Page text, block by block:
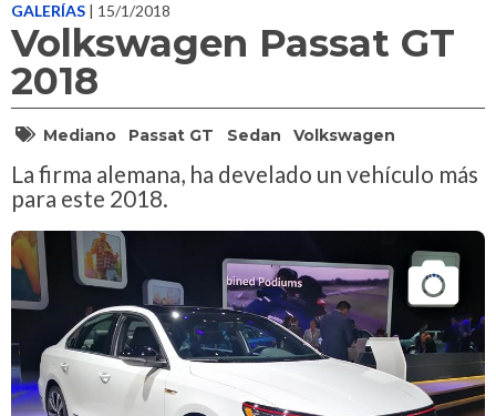
GALERÍAS | 15/1/2018
Volkswagen Passat GT
2018
Mediano Passat GT Sedan Volkswagen
La firma alemana, ha develado un vehículo más
para este 2018.